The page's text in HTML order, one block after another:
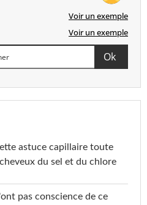
Voir un exemple
Voir un exemple
astuce capillaire toute
du sel et du chlore
pas conscience de ce